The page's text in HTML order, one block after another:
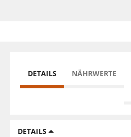
DETAILS NÄHRWERTE
DETAILS